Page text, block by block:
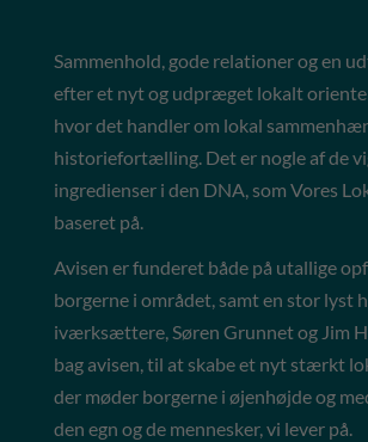
Sammenhold, gode relationer og en
efter et nyt og udpræget lokalt
hvor det handler om lokal
historiefortælling. Det er nogle af de
ingredienser i den DNA, som Vores
baseret på.
Avisen er funderet både på utallige
borgerne i området, samt en stor lyst
iværksættere, Søren Grunnet og Jim
bag avisen, til at skabe et nyt stærkt
der møder borgerne i øjenhøjde og
den egn og de mennesker, vi lever på.